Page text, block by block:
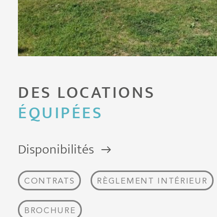
DES LOCATIONS
ÉQUIPÉES
Disponibilités
CONTRATS RÈGLEMENT INTÉRIEUR
BROCHURE